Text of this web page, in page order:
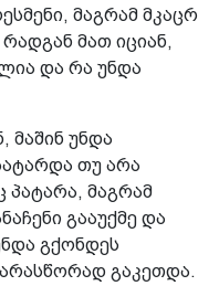
მაგრამ მკაცრ
მათ იციან,
და რა უნდა
მაშინ უნდა
თუ არა
პატარა, მაგრამ
გააუქმე და
გქონდეს
გაკეთდა.